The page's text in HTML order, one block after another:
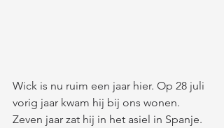
Wick is nu ruim een jaar hier. Op 28 juli
vorig jaar kwam hij bij ons wonen.
Zeven jaar zat hij in het asiel in Spanje.